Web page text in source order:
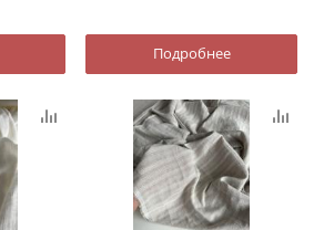
Подробнее